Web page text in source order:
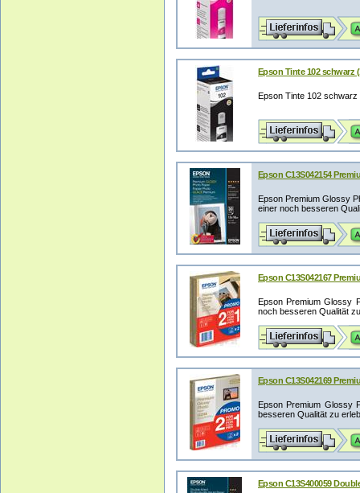
Epson Tinte 102 schwarz
Epson Tinte 102
Epson C13S042154
Epson Premium Glossy
einer noch besseren
Epson C13S042167
Epson Premium Glossy
noch besseren Qualität
Epson C13S042169
Epson Premium Glossy
besseren Qualität zu
Epson C13S400059